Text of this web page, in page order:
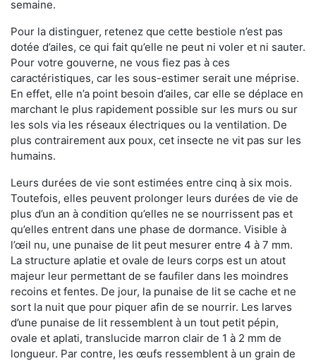
semaine.
Pour la distinguer, retenez que cette bestiole n’est pas
dotée d’ailes, ce qui fait qu’elle ne peut ni voler et ni sauter.
Pour votre gouverne, ne vous fiez pas à ces
caractéristiques, car les sous-estimer serait une méprise.
En effet, elle n’a point besoin d’ailes, car elle se déplace en
marchant le plus rapidement possible sur les murs ou sur
les sols via les réseaux électriques ou la ventilation. De
plus contrairement aux poux, cet insecte ne vit pas sur les
humains.
Leurs durées de vie sont estimées entre cinq à six mois.
Toutefois, elles peuvent prolonger leurs durées de vie de
plus d’un an à condition qu’elles ne se nourrissent pas et
qu’elles entrent dans une phase de dormance. Visible à
l’œil nu, une punaise de lit peut mesurer entre 4 à 7 mm.
La structure aplatie et ovale de leurs corps est un atout
majeur leur permettant de se faufiler dans les moindres
recoins et fentes. De jour, la punaise de lit se cache et ne
sort la nuit que pour piquer afin de se nourrir. Les larves
d’une punaise de lit ressemblent à un tout petit pépin,
ovale et aplati, translucide marron clair de 1 à 2 mm de
longueur. Par contre, les œufs ressemblent à un grain de